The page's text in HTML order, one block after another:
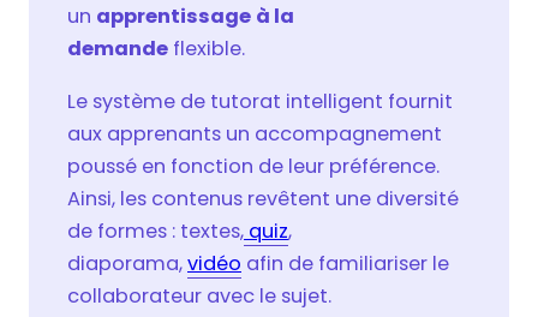
un apprentissage à la
demande flexible.
Le système de tutorat intelligent fournit
aux apprenants un accompagnement
poussé en fonction de leur préférence.
Ainsi, les contenus revêtent une diversité
de formes : textes, quiz,
diaporama,vidéo afin de familiariser le
collaborateur avec le sujet.